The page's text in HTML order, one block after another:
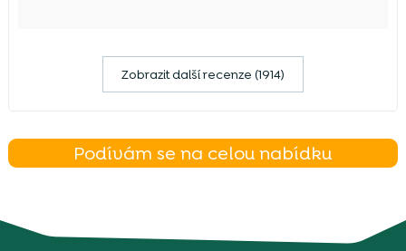
Zobrazit další recenze (1914)
Podívám se na celou nabídku